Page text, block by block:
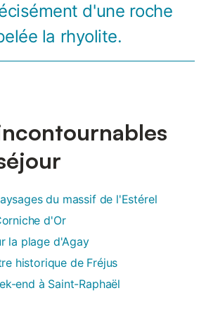
d'une roche
la rhyolite.
du massif de l'Estérel
d'Or
la plage d'Agay
historique de Fréjus
end à Saint-Raphaël